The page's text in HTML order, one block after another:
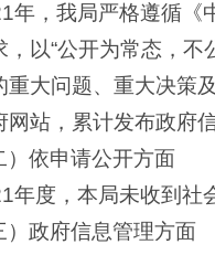
年，我局严格遵循《
，以“公开为常态，
重大问题、重大决策
网站，累计发布政府
）依申请公开方面
年度，本局未收到社
）政府信息管理方面